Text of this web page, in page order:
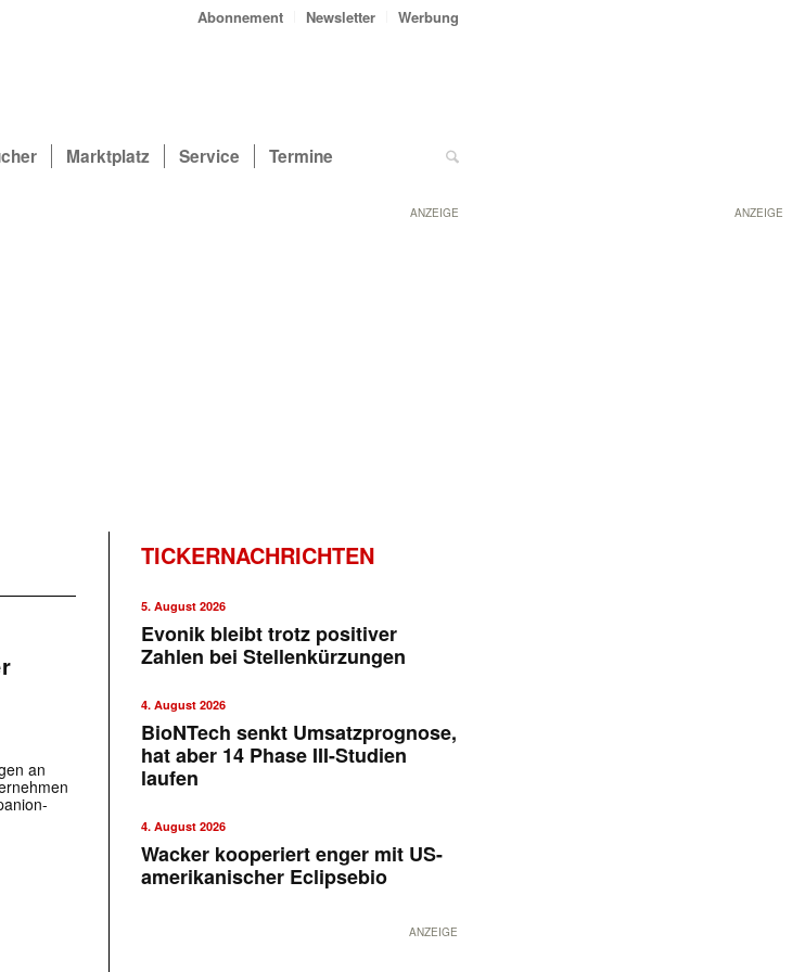
ANZEIGE
Abonnement Newsletter Werbung
Marktplatz Service Termine
ANZEIGE
an
TICKERNACHRICHTEN
5. August 2026
Evonik bleibt trotz positiver
Zahlen bei Stellenkürzungen
4. August 2026
BioNTech senkt Umsatzprognose,
hat aber 14 Phase III-Studien
laufen
4. August 2026
Wacker kooperiert enger mit US-
amerikanischer Eclipsebio
ANZEIGE